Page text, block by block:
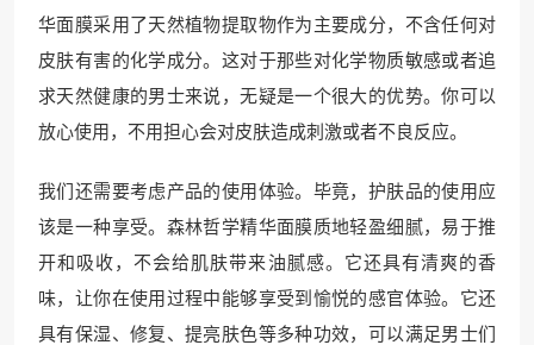
华面膜采用了天然植物提取物作为主要成分，不含任何对
皮肤有害的化学成分。这对于那些对化学物质敏感或者追
求天然健康的男士来说，无疑是一个很大的优势。你可以
放心使用，不用担心会对皮肤造成刺激或者不良反应。
我们还需要考虑产品的使用体验。毕竟，护肤品的使用应
该是一种享受。森林哲学精华面膜质地轻盈细腻，易于推
开和吸收，不会给肌肤带来油腻感。它还具有清爽的香
味，让你在使用过程中能够享受到愉悦的感官体验。它还
具有保湿、修复、提亮肤色等多种功效，可以满足男士们